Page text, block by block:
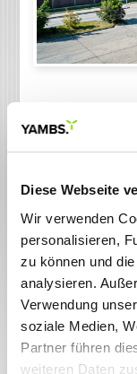
Diese Webseite
Wir verwenden
personalisieren,
zu können und
analysieren.
Verwendung
soziale Medien,
Partner führen
weiteren Daten
24.09.2025
Stuttgart,
weltweit zu den
hat fast alle
YAMBS Suite im
Unterstützung aus
S/4HANA®
Seit fast 15 Jahren
mit debitorischem
Workflow für
Klärungsworkflow